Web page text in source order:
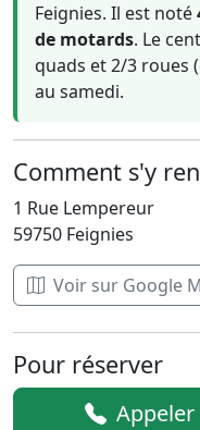
Feignies. Il est noté
de motards. Le
quads et 2/3 roues
au samedi.
Comment s'y
1 Rue Lempereur
59750 Feignies
Voir sur Google
Pour réserver
Appeler